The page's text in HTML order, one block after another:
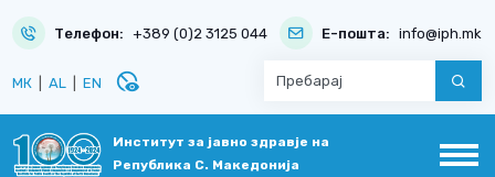
Телефон: +389 (0)2 3125 044 Е-пошта: info@iph.mk
МК AL EN disabled_visible
Институт за јавно здравје на
Република С. Македонија